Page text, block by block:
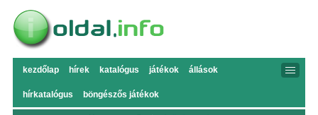
kezdőlap hírek katalógus játékok állások
hírkatalógus böngészős játékok